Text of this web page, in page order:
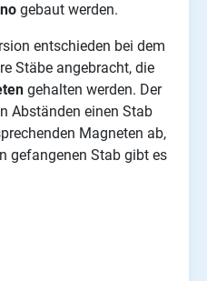
gebaut werden.
entschieden bei dem
Stäbe angebracht, die
gehalten werden. Der
Abständen einen Stab
Magneten ab,
gefangenen Stab gibt es